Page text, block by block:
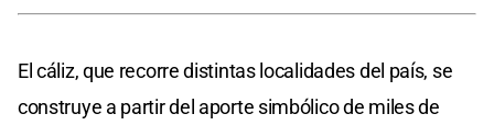
El cáliz, que recorre distintas localidades del país, se
construye a partir del aporte simbólico de miles de